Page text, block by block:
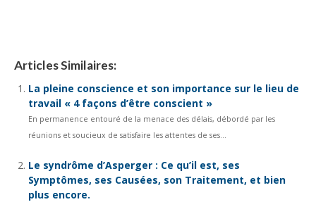
Articles Similaires:
La pleine conscience et son importance sur le lieu de
travail « 4 façons d’être conscient »
En permanence entouré de la menace des délais, débordé par les
réunions et soucieux de satisfaire les attentes de ses...
Le syndrôme d’Asperger : Ce qu’il est, ses
Symptômes, ses Causées, son Traitement, et bien
plus encore.